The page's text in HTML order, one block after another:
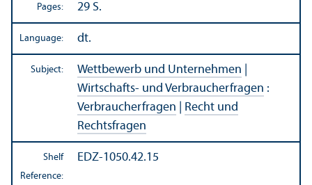
Pages: 29 S.
Language: dt.
Subject: Wettbewerb und Unternehmen
Wirtschafts- und Verbraucherfragen :
Verbraucherfragen
Recht und
Rechtsfragen
Shelf
Reference:
EDZ-1050.42.15